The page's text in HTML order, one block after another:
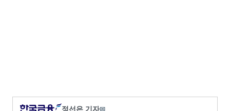
정선은 기자✉